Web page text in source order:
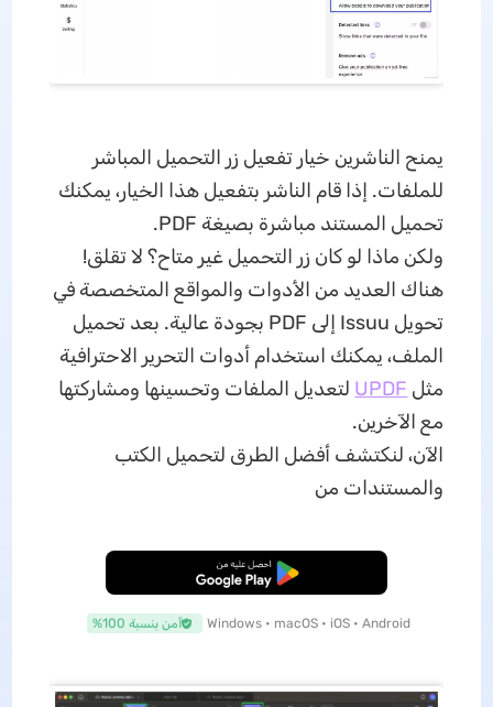
يمنح الناشرين خيار تفعيل زر التحميل المباشر
للملفات. إذا قام الناشر بتفعيل هذا الخيار، يمكنك
تحميل المستند مباشرة بصيغة PDF.
ولكن ماذا لو كان زر التحميل غير متاح؟ لا تقلق!
هناك العديد من الأدوات والمواقع المتخصصة في
تحويل Issuu إلى PDF بجودة عالية. بعد تحميل
الملف، يمكنك استخدام أدوات التحرير الاحترافية
مثل UPDF لتعديل الملفات وتحسينها ومشاركتها
مع الآخرين.
الآن، لنكتشف أفضل الطرق لتحميل الكتب
والمستندات من
تنزيل مجاني
Windows • macOS • iOS • Android آمن بنسبة 100%